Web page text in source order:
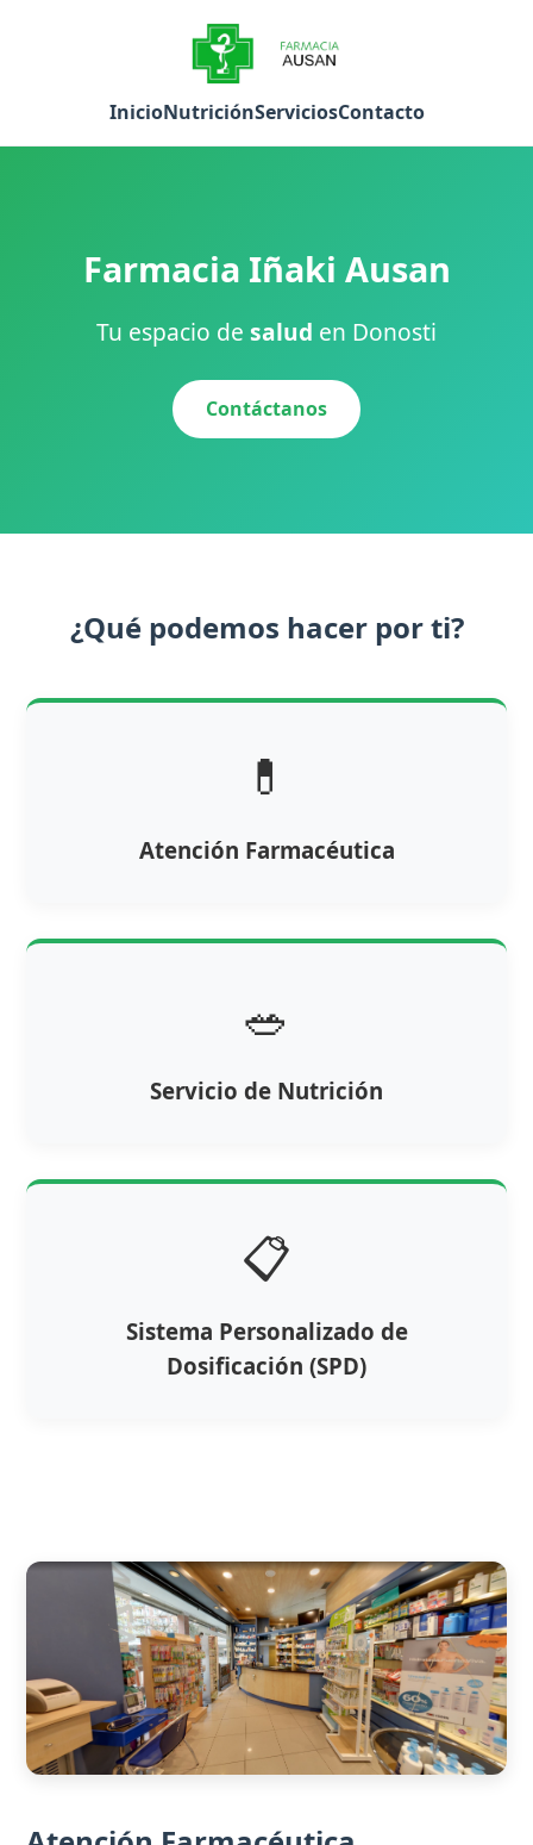
InicioNutriciónServiciosContacto
Farmacia Iñaki Ausan
Tu espacio de salud en Donosti
Contáctanos
¿Qué podemos hacer por ti?
💊
Atención Farmacéutica
🥗
Servicio de Nutrición
📋
Sistema Personalizado de
Dosificación (SPD)